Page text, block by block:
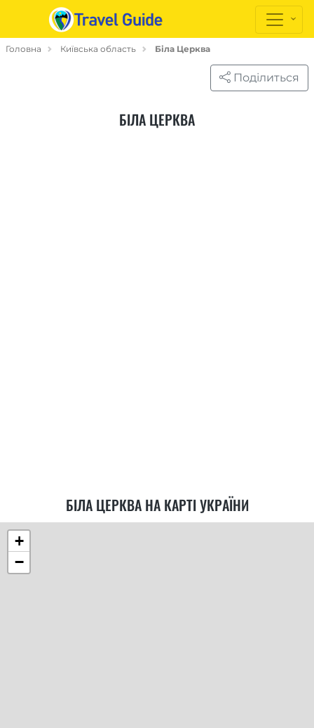
Головна Київська область Біла Церква
Поділиться
БІЛА ЦЕРКВА
БІЛА ЦЕРКВА НА КАРТІ УКРАЇНИ
+
−